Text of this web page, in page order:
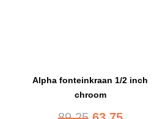
Alpha fonteinkraan 1/2 inch
chroom